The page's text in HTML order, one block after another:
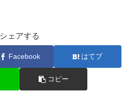
シェアする
Facebook はてブ
コピー